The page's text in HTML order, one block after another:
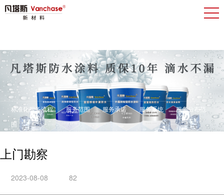
标准化服务流程 服务范围 服务承诺 服务系统
服务分布范
围
上门勘察
2023-08-08 82